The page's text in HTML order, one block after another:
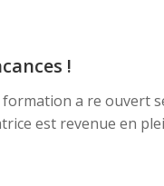
!
formation a re ouvert
est revenue en